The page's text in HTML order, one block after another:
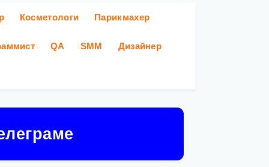
Косметологи Парикмахер
QA SMM Дизайнер